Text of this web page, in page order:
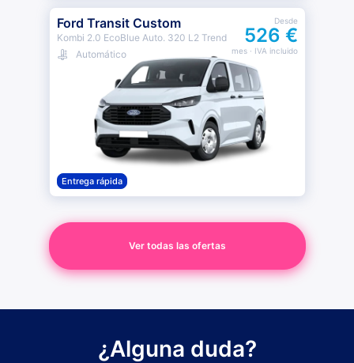
Ford Transit Custom
Kombi 2.0 EcoBlue Auto. 320 L2 Trend
Automático
Desde
526 €
mes· IVA incluido
Entrega rápida
Ver todas las ofertas
¿Alguna duda?